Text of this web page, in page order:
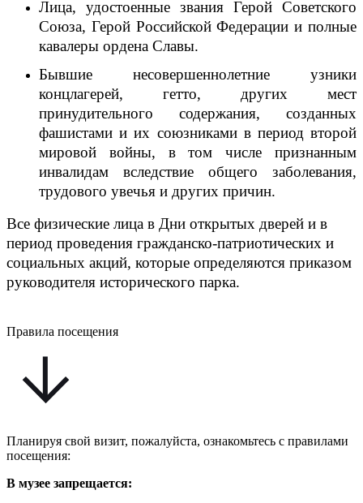
Лица, удостоенные звания Герой Советского
Союза, Герой Российской Федерации и полные
кавалеры ордена Славы.
Бывшие несовершеннолетние узники
концлагерей, гетто, других мест
принудительного содержания, созданных
фашистами и их союзниками в период второй
мировой войны, в том числе признанным
инвалидам вследствие общего заболевания,
трудового увечья и других причин.
Все физические лица в Дни открытых дверей и в
период проведения гражданско-патриотических и
социальных акций, которые определяются приказом
руководителя исторического парка.
Правила посещения
Планируя свой визит, пожалуйста, ознакомьтесь с правилами
посещения:
В музее запрещается: